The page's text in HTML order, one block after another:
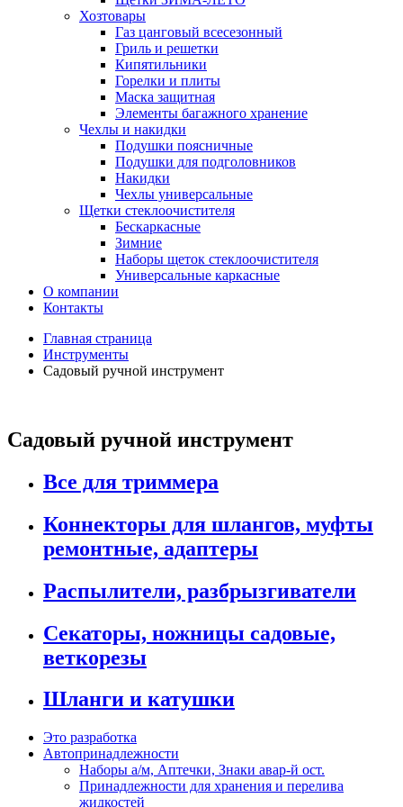
Хозтовары
Газ цанговый всесезонный
Гриль и решетки
Кипятильники
Горелки и плиты
Маска защитная
Элементы багажного хранение
Чехлы и накидки
Подушки поясничные
Подушки для подголовников
Накидки
Чехлы универсальные
Щетки стеклоочистителя
Бескаркасные
Зимние
Наборы щеток стеклоочистителя
Универсальные каркасные
О компании
Контакты
Главная страница
Инструменты
Садовый ручной инструмент
Садовый ручной инструмент
Все для триммера
Коннекторы для шлангов, муфты
ремонтные, адаптеры
Распылители, разбрызгиватели
Секаторы, ножницы садовые,
веткорезы
Шланги и катушки
Это разработка
Автопринадлежности
Наборы а/м, Аптечки, Знаки авар-й ост.
Принадлежности для хранения и перелива
жидкостей